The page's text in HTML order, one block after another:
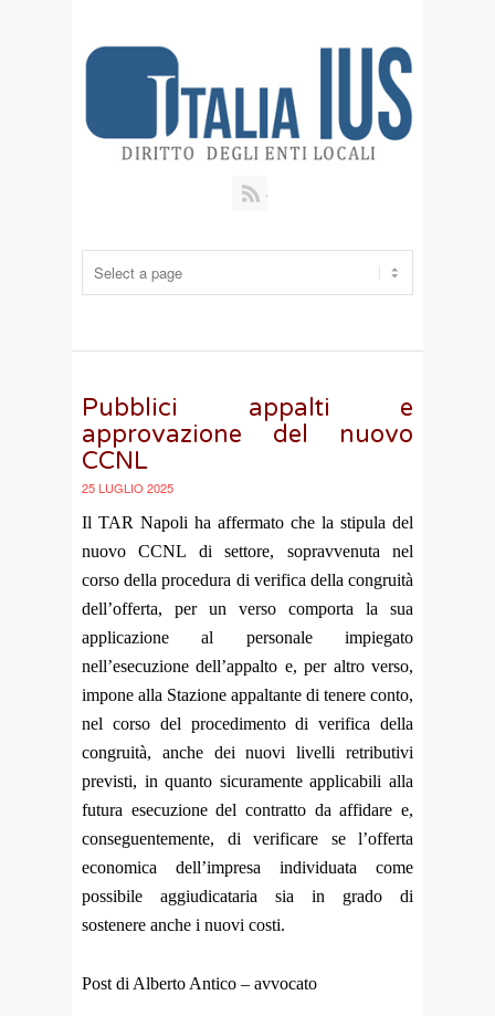
Pubblici appalti e
approvazione del nuovo
CCNL
25 LUGLIO 2025
Il TAR Napoli ha affermato che la stipula del
nuovo CCNL di settore, sopravvenuta nel
corso della procedura di verifica della congruità
dell’offerta, per un verso comporta la sua
applicazione al personale impiegato
nell’esecuzione dell’appalto e, per altro verso,
impone alla Stazione appaltante di tenere conto,
nel corso del procedimento di verifica della
congruità, anche dei nuovi livelli retributivi
previsti, in quanto sicuramente applicabili alla
futura esecuzione del contratto da affidare e,
conseguentemente, di verificare se l’offerta
economica dell’impresa individuata come
possibile aggiudicataria sia in grado di
sostenere anche i nuovi costi.
Post di Alberto Antico – avvocato